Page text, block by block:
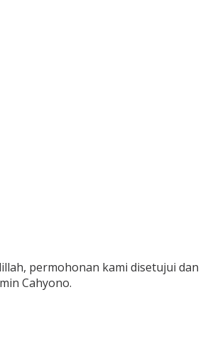
permohonan kami disetujui dan
Cahyono.